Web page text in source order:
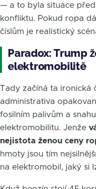
— a to byla situace
konfliktu. Pokud ropa
číslům je realistický
Paradox: Trump
elektromobilitě
Tady začíná ta ironická
administrativa
fosilním palivům a
elektromobilitu. Jenže
nejistota ženou ceny
hmoty jsou tím
na elektromobil, jaký si